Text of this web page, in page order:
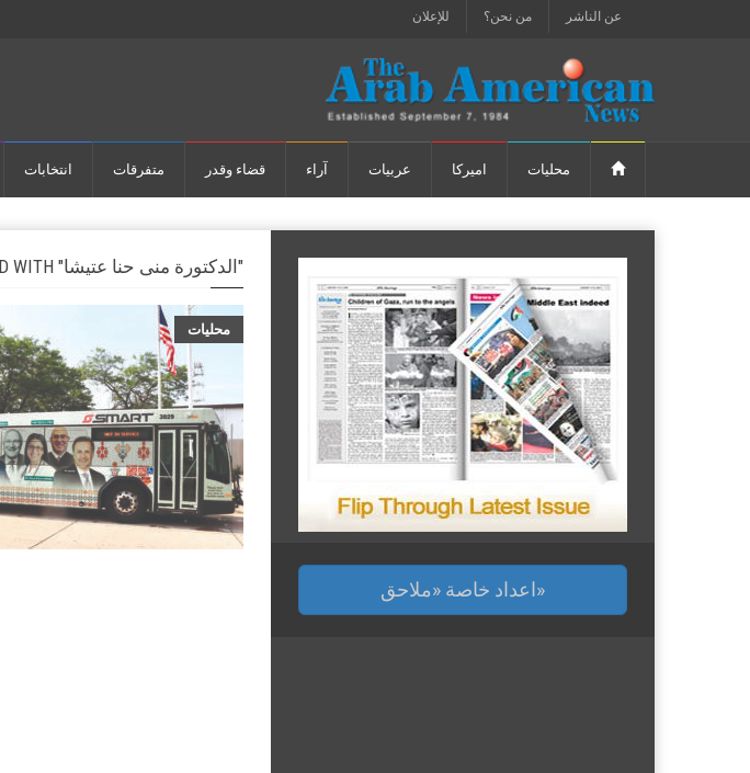
عن الناشر من نحن؟ للإعلان
محليات اميركا عربيات آراء قضاء وقدر متفرقات انتخابات
POSTS TAGGED WITH "‬الدكتورة‭ ‬منى‭ ‬حنا‭ ‬عتيشا"
محليات
اعداد خاصة «ملاحق»